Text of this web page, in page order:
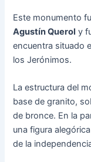
Este monumento
Agustín Querol y
encuentra situado
los Jerónimos.
La estructura del
base de granito,
de bronce. En la
una figura
de la